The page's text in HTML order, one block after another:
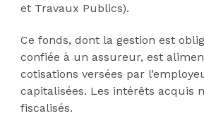
et Travaux Publics).
Ce fonds, dont la gestion est
confiée à un assureur, est
cotisations versées par
capitalisées. Les intérêts acquis
fiscalisés.